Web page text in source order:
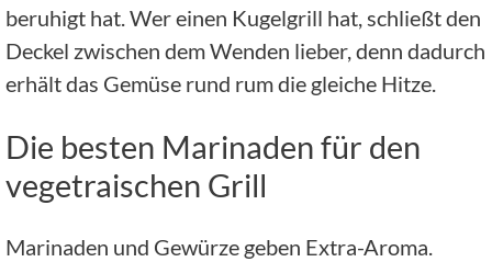
beruhigt hat. Wer einen Kugelgrill hat, schließt den
Deckel zwischen dem Wenden lieber, denn dadurch
erhält das Gemüse rund rum die gleiche Hitze.
Die besten Marinaden für den
vegetraischen Grill
Marinaden und Gewürze geben Extra-Aroma.